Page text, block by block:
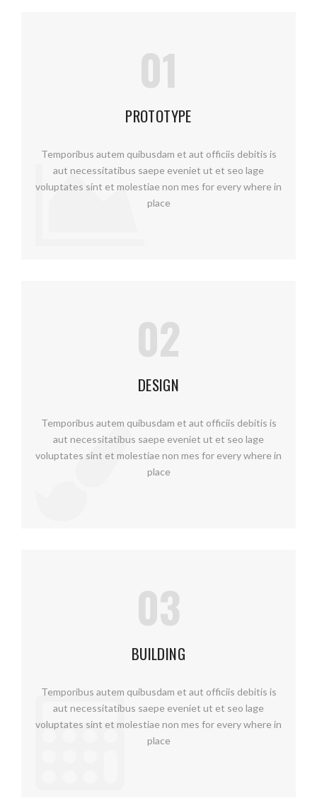
01
PROTOTYPE
Temporibus autem quibusdam et aut officiis debitis is
aut necessitatibus saepe eveniet ut et seo lage
voluptates sint et molestiae non mes for every where in
place
02
DESIGN
Temporibus autem quibusdam et aut officiis debitis is
aut necessitatibus saepe eveniet ut et seo lage
voluptates sint et molestiae non mes for every where in
place
03
BUILDING
Temporibus autem quibusdam et aut officiis debitis is
aut necessitatibus saepe eveniet ut et seo lage
voluptates sint et molestiae non mes for every where in
place